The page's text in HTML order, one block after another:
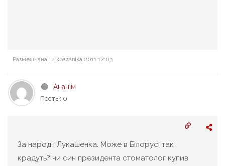
Размешчана : 4 красавіка 2011 12:03
Ананім
Посты: 0
За народ і Лукашенка. Може в Білорусі так
крадуть? чи син президента стоматолог купив